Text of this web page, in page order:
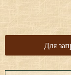
Для